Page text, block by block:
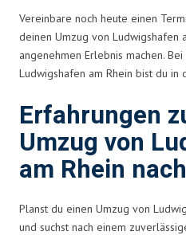
Vereinbare noch heute einen
deinen Umzug von Ludwigshafen
angenehmen Erlebnis machen.
Ludwigshafen am Rhein bist du in
Erfahrungen
Umzug von
am Rhein
Planst du einen Umzug von
und suchst nach einem